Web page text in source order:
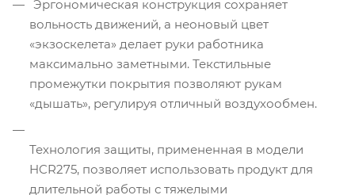
Эргономическая конструкция сохраняет
вольность движений, а неоновый цвет
«экзоскелета» делает руки работника
максимально заметными. Текстильные
промежутки покрытия позволяют рукам
«дышать», регулируя отличный воздухообмен.
Технология защиты, примененная в модели
HCR275, позволяет использовать продукт для
длительной работы с тяжелыми